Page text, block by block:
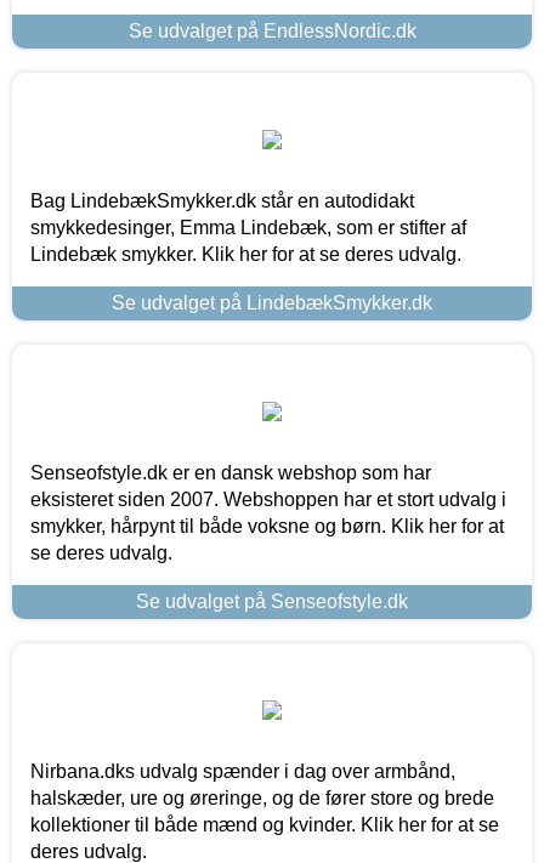
Se udvalget på EndlessNordic.dk
Bag LindebækSmykker.dk står en autodidakt
smykkedesinger, Emma Lindebæk, som er stifter af
Lindebæk smykker. Klik her for at se deres udvalg.
Se udvalget på LindebækSmykker.dk
Senseofstyle.dk er en dansk webshop som har
eksisteret siden 2007. Webshoppen har et stort udvalg i
smykker, hårpynt til både voksne og børn. Klik her for at
se deres udvalg.
Se udvalget på Senseofstyle.dk
Nirbana.dks udvalg spænder i dag over armbånd,
halskæder, ure og øreringe, og de fører store og brede
kollektioner til både mænd og kvinder. Klik her for at se
deres udvalg.